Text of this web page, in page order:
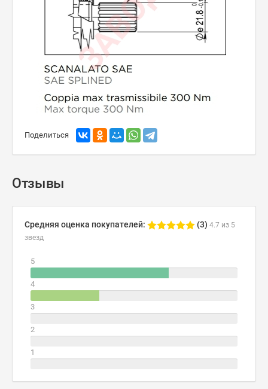
Поделиться
Отзывы
Средняя оценка покупателей: (3) 4.7 из 5
звезд
5
4
3
2
1